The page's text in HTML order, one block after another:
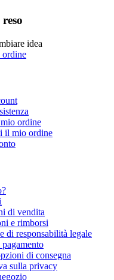
idea
ordine
ordine
il mio ordine
di vendita
e rimborsi
di responsabilità legale
di consegna
sulla privacy